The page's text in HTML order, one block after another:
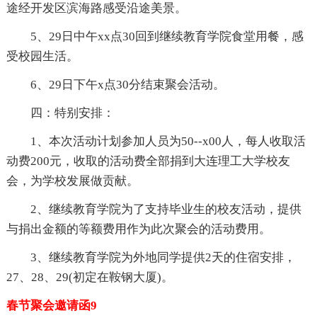
途经开发区滨海路感受沿途美景。
5、29日中午xx点30回到继续教育学院食堂用餐，感
受校园生活。
6、29日下午x点30分结束聚会活动。
四：特别安排：
1、本次活动计划参加人员为50--x00人，每人收取活
动费200元，收取的活动费全部捐到大连理工大学校友
会，为学校发展做贡献。
2、继续教育学院为了支持毕业生的校友活动，提供
与捐出金额的等额费用作为此次聚会的活动费用。
3、继续教育学院为外地同学提供2天的住宿安排，
27、28、29(初定在鞍钢大厦)。
春节聚会邀请函9